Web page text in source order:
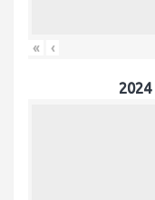
« ‹
2024